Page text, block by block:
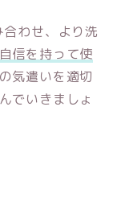
わせ、より洗
自信を持って使
気遣いを適切
でいきましょ